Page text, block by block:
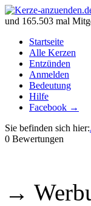
und 165.503 mal
Startseite
Alle Kerzen
Entzünden
Anmelden
Bedeutung
Hilfe
Facebook →
Sie befinden sich hier:
0 Bewertungen
→